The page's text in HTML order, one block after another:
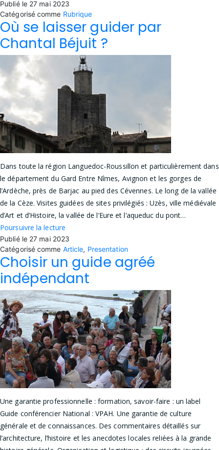
Publié le 27 mai 2023
Catégorisé comme Rubrique
Où se laisser guider par
Chantal Béjuit ?
Dans toute la région Languedoc-Roussillon et particulièrement dans
le département du Gard Entre Nîmes, Avignon et les gorges de
l’Ardèche, près de Barjac au pied des Cévennes. Le long de la vallée
de la Cèze. Visites guidées de sites privilégiés : Uzès, ville médiévale
d’Art et d’Histoire, la vallée de l’Eure et l’aqueduc du pont…
Poursuivre la lecture
se
laisser
guider
par
Chantal
Béjuit
?
Publié le 27 mai 2023
Catégorisé comme Article, Presentation
Choisir un guide agréé
indépendant
Une garantie professionnelle : formation, savoir-faire : un label
Guide conférencier National : VPAH. Une garantie de culture
générale et de connaissances. Des commentaires détaillés sur
l’architecture, l’histoire et les anecdotes locales reliées à la grande